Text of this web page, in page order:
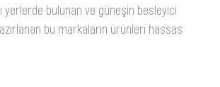
yerlerde bulunan ve güneşin besleyici
bu markaların ürünleri hassas